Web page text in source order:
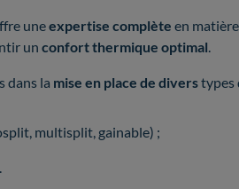
uneexpertise complète en matière
un confort thermique optimal
dans la mise en place de diverstypes
multisplit, gainable) ;